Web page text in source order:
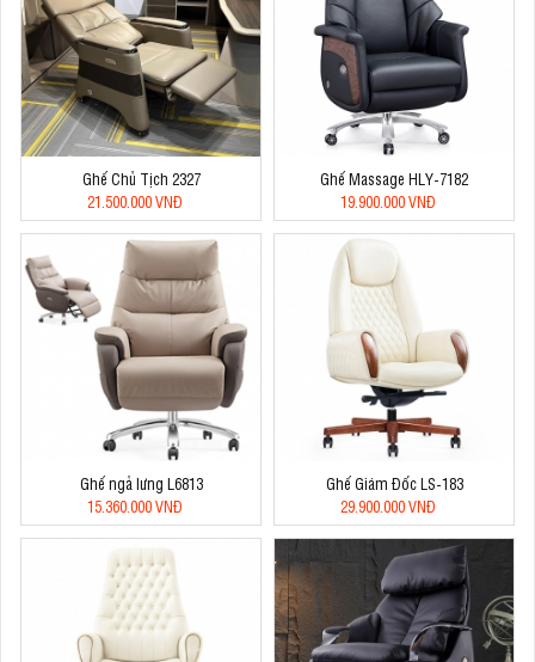
Ghế Chủ Tịch 2327
21.500.000 VNĐ
Ghế Massage HLY-7182
19.900.000 VNĐ
Ghế ngả lưng L6813
15.360.000 VNĐ
Ghế Giám Đốc LS-183
29.900.000 VNĐ